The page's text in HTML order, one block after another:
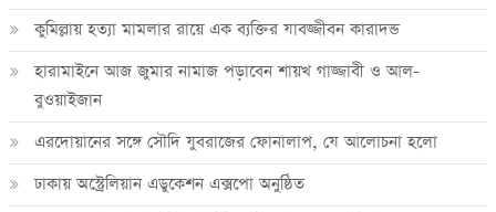
কুমিল্লায় হত্যা মামলার রায়ে এক ব্যক্তির যাবজ্জীবন কারাদন্ড
হারামাইনে আজ জুমার নামাজ পড়াবেন শায়খ গাজ্জাবী ও আল-
বুওয়াইজান
এরদোয়ানের সঙ্গে সৌদি যুবরাজের ফোনালাপ, যে আলোচনা হলো
ঢাকায় অস্ট্রেলিয়ান এডুকেশন এক্সপো অনুষ্ঠিত